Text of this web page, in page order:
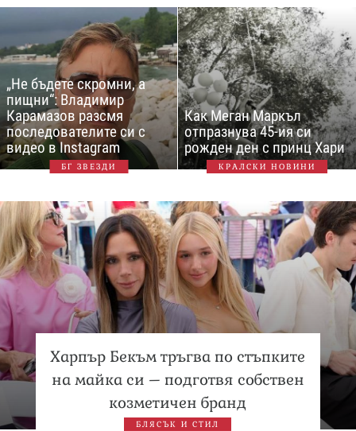
„Не бъдете скромни, а
пищни“: Владимир
Карамазов разсмя
последователите си с
видео в Instagram
БГ ЗВЕЗДИ
Как Меган Маркъл
отпразнува 45-ия си
рожден ден с принц Хари
КРАЛСКИ НОВИНИ
Харпър Бекъм тръгва по стъпките
на майка си – подготвя собствен
козметичен бранд
БЛЯСЪК И СТИЛ